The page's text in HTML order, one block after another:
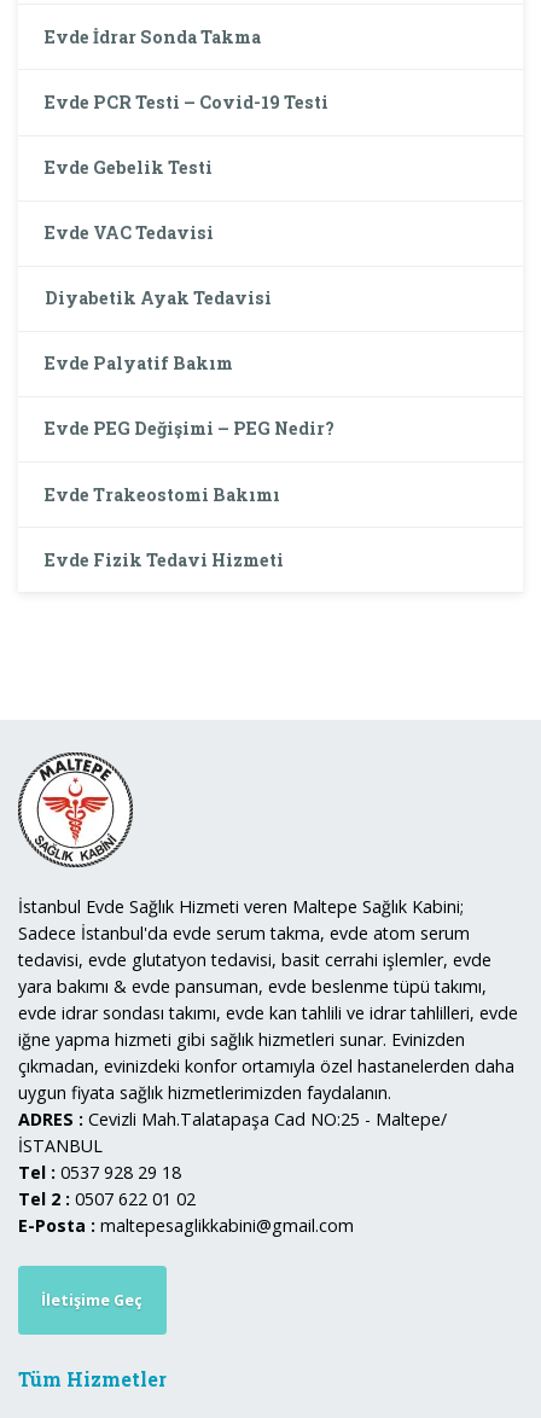
Evde İdrar Sonda Takma
Evde PCR Testi – Covid-19 Testi
Evde Gebelik Testi
Evde VAC Tedavisi
Diyabetik Ayak Tedavisi
Evde Palyatif Bakım
Evde PEG Değişimi – PEG Nedir?
Evde Trakeostomi Bakımı
Evde Fizik Tedavi Hizmeti
İstanbul Evde Sağlık Hizmeti veren Maltepe Sağlık Kabini;
Sadece İstanbul'da evde serum takma, evde atom serum
tedavisi, evde glutatyon tedavisi, basit cerrahi işlemler, evde
yara bakımı & evde pansuman, evde beslenme tüpü takımı,
evde idrar sondası takımı, evde kan tahlili ve idrar tahlilleri, evde
iğne yapma hizmeti gibi sağlık hizmetleri sunar. Evinizden
çıkmadan, evinizdeki konfor ortamıyla özel hastanelerden daha
uygun fiyata sağlık hizmetlerimizden faydalanın.
ADRES : Cevizli Mah.Talatapaşa Cad NO:25 - Maltepe/
İSTANBUL
Tel : 0537 928 29 18
Tel 2 : 0507 622 01 02
E-Posta : maltepesaglikkabini@gmail.com
İletişime Geç
Tüm Hizmetler